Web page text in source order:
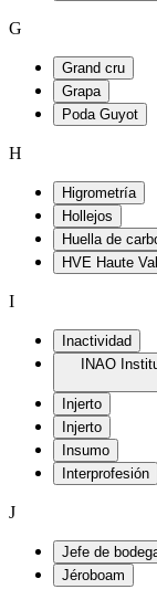
G
Grand cru
Grapa
Poda Guyot
H
Higrometría
Hollejos
Huella de
HVE
I
Inactividad
INAO Institut National de l'Origine et de la Qualité (Instituto
Injerto
Injerto
Insumo
Interprofesión
J
Jefe de
Jéroboam